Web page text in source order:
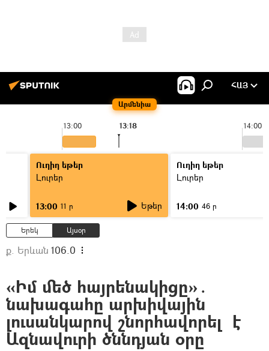
Արմենիա
ՀԱՅ
13:00 14:00
13:18
Ուղիղ եթեր
Լուրեր
13:00 11 ր Եթեր
Ուղիղ եթեր
Լուրեր
14:00 46 ր
Երեկ Այսօր
ք. Երևան 106.0
«Իմ մեծ հայրենակիցը»․
նախագահը արխիվային
լուսանկարով շնորհավորել է
Ազնավուրի ծննդյան օրը